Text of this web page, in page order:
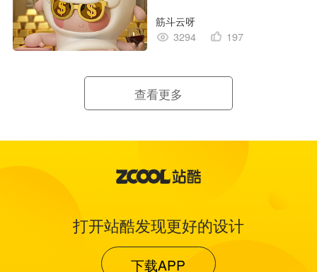
筋斗云呀
3294
197
查看更多
打开站酷发现更好的设计
下载APP